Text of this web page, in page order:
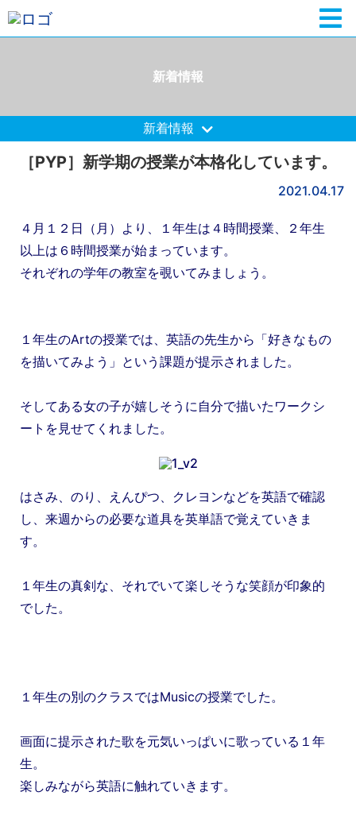
新着情報
新着情報
［PYP］新学期の授業が本格化しています。
2021.04.17
４月１２日（月）より、１年生は４時間授業、２年生
以上は６時間授業が始まっています。
それぞれの学年の教室を覗いてみましょう。
１年生のArtの授業では、 英語の先生から「好きなもの
を描いてみよう」という課題が提示されました。
そしてある女の子が嬉しそうに自分で描いたワークシ
ートを見せてくれました。
はさみ、のり、えんぴつ、クレヨンなどを英語で確認
し、 来週からの必要な道具を英単語で覚えていきま
す。
１年生の真剣な、それでいて楽しそうな笑顔が印象的
でした。
１年生の別のクラスではMusicの授業でした。
画面に提示された歌を元気いっぱいに歌っている１年
生。
楽しみながら英語に触れていきます。